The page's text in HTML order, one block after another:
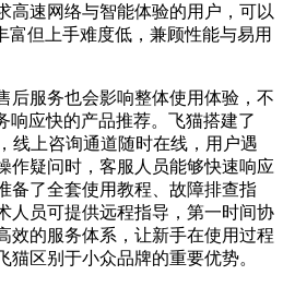
高速网络与智能体验的用户，可以
富但上手难度低，兼顾性能与易用
后服务也会影响整体使用体验，不
响应快的产品推荐。飞猫搭建了
线上咨询通道随时在线，用户遇
作疑问时，客服人员能够快速响应
备了全套使用教程、故障排查指
人员可提供远程指导，第一时间协
效的服务体系，让新手在使用过程
区别于小众品牌的重要优势。